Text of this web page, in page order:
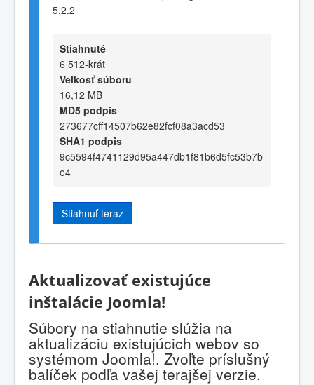
5.2.2
Stiahnuté
6 512-krát
Veľkosť súboru
16,12 MB
MD5 podpis
273677cff14507b62e82fcf08a3acd53
SHA1 podpis
9c5594f4741129d95a447db1f81b6d5fc53b7b
e4
Stiahnuť teraz
Aktualizovať existujúce
inštalácie Joomla!
Súbory na stiahnutie slúžia na
aktualizáciu existujúcich webov so
systémom Joomla!. Zvoľte príslušný
balíček podľa vašej terajšej verzie.